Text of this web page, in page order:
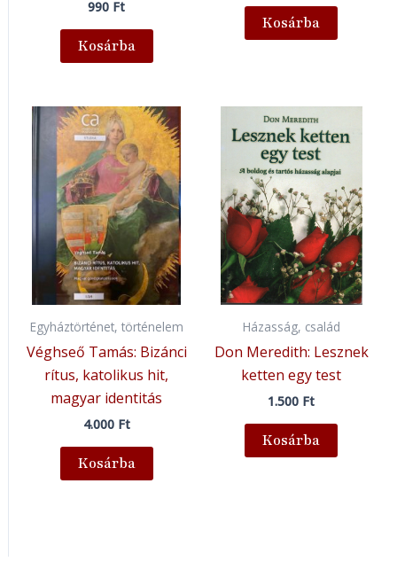
990 Ft
Kosárba
Kosárba
Egyháztörténet, történelem
Véghseő Tamás: Bizánci
rítus, katolikus hit,
magyar identitás
4.000 Ft
Kosárba
Házasság, család
Don Meredith: Lesznek
ketten egy test
1.500 Ft
Kosárba